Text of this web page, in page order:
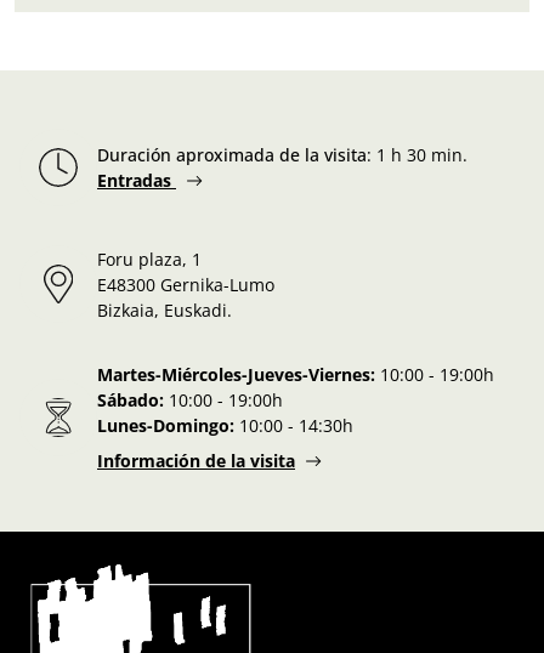
Duración aproximada de la visita: 1 h 30 min.
Entradas
Foru plaza, 1
E48300 Gernika-Lumo
Bizkaia, Euskadi.
Martes-Miércoles-Jueves-Viernes: 10:00 - 19:00h
Sábado: 10:00 - 19:00h
Lunes-Domingo: 10:00 - 14:30h
Información de la visita